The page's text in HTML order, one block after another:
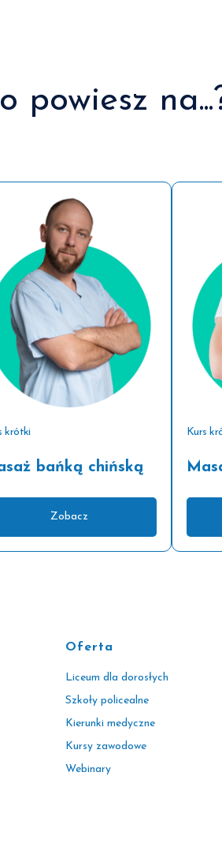
powiesz
krótki
bańką chińską
Zobacz
Kurs
Oferta
Liceum dla dorosłych
Szkoły policealne
Kierunki medyczne
Kursy zawodowe
Webinary